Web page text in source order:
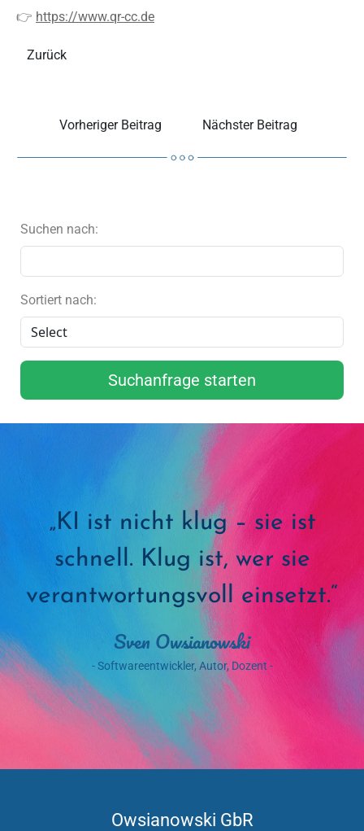
👉 https://www.qr-cc.de
Zurück
Vorheriger Beitrag Nächster Beitrag
Suchen nach:
Sortiert nach:
Suchanfrage starten
„KI ist nicht klug – sie ist
schnell. Klug ist, wer sie
verantwortungsvoll einsetzt.“
Sven Owsianowski
- Softwareentwickler, Autor, Dozent -
Owsianowski GbR